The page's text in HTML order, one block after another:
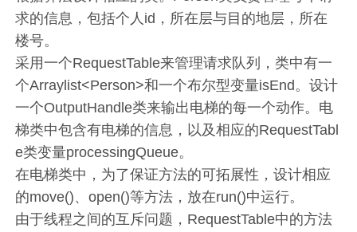
求的信息，包括个人id，所在层与目的地层，所在
楼号。
采用一个RequestTable来管理请求队列，类中有一
个Arraylist<Person>和一个布尔型变量isEnd。设计
一个OutputHandle类来输出电梯的每一个动作。电
梯类中包含有电梯的信息，以及相应的RequestTabl
e类变量processingQueue。
在电梯类中，为了保证方法的可拓展性，设计相应
的move()、open()等方法，放在run()中运行。
由于线程之间的互斥问题，RequestTable中的方法